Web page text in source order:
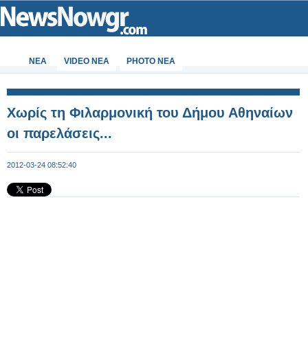
ΝΕΑ VIDEO NEA PHOTO NEA
Χωρίς τη Φιλαρμονική του Δήμου Αθηναίων
οι παρελάσεις...
2012-03-24 08:52:40